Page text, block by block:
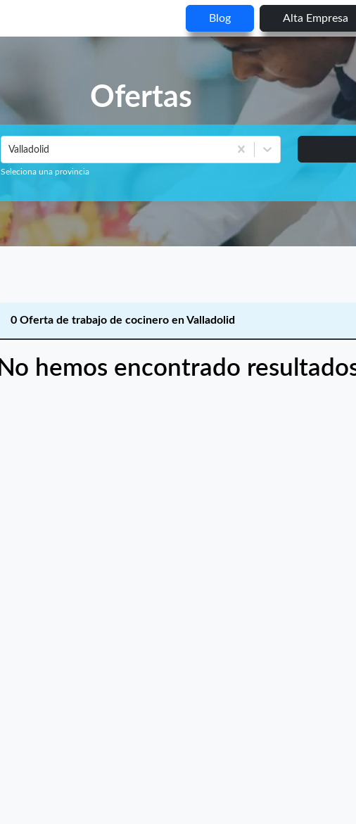
Blog Alta Empresa
Ofertas
Valladolid
Seleciona una provincia
0 Oferta de trabajo de cocinero en Valladolid
No hemos encontrado